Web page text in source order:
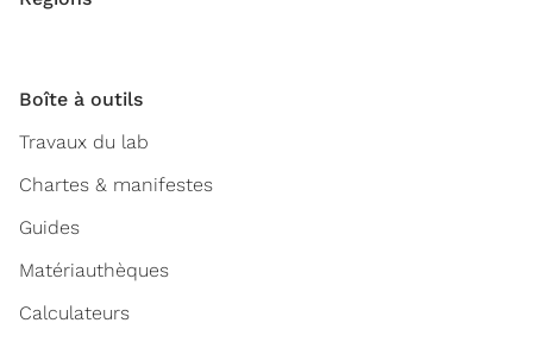
Boîte à outils
Travaux du lab
Chartes & manifestes
Guides
Matériauthèques
Calculateurs